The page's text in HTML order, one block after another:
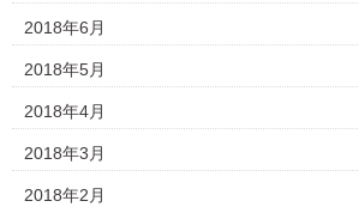
2018年6月
2018年5月
2018年4月
2018年3月
2018年2月